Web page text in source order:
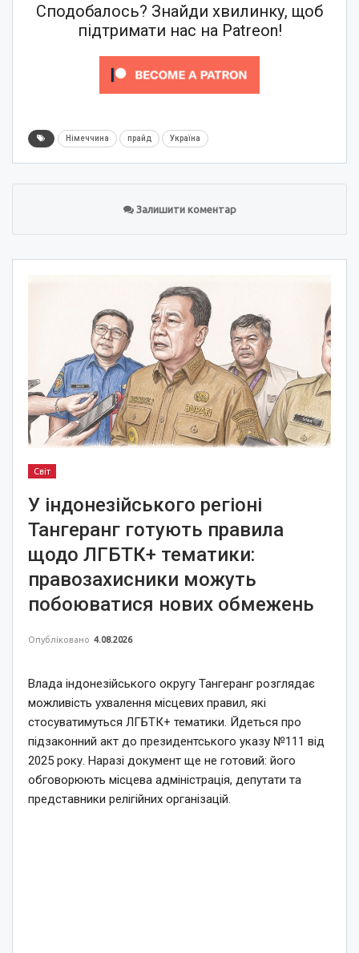
Сподобалось? Знайди хвилинку, щоб
підтримати нас на Patreon!
Німеччина прайд Україна
Залишити коментар
Світ
У індонезійського регіоні
Тангеранг готують правила
щодо ЛГБТК+ тематики:
правозахисники можуть
побоюватися нових обмежень
Опубліковано 4.08.2026
Влада індонезійського округу Тангеранг розглядає
можливість ухвалення місцевих правил, які
стосуватимуться ЛГБТК+ тематики. Йдеться про
підзаконний акт до президентського указу №111 від
2025 року. Наразі документ ще не готовий: його
обговорюють місцева адміністрація, депутати та
представники релігійних організацій.